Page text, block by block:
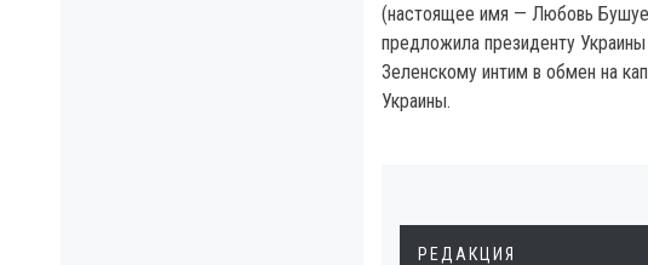
(настоящее имя — Любовь
предложила президенту
Зеленскому интим в обмен на
Украины.
РЕДАКЦИЯ